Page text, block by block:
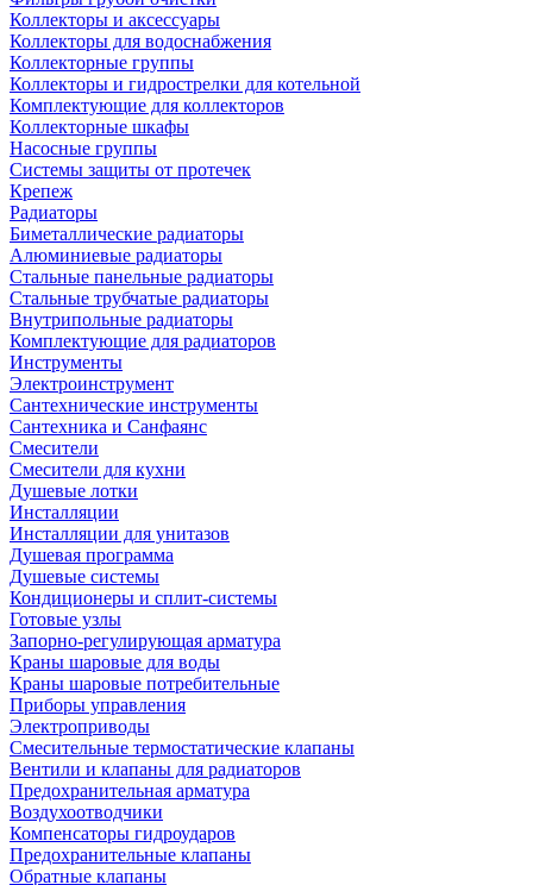
Коллекторы и аксессуары
Коллекторы для водоснабжения
Коллекторные группы
Коллекторы и гидрострелки для котельной
Комплектующие для коллекторов
Коллекторные шкафы
Насосные группы
Системы защиты от протечек
Крепеж
Радиаторы
Биметаллические радиаторы
Алюминиевые радиаторы
Стальные панельные радиаторы
Стальные трубчатые радиаторы
Внутрипольные радиаторы
Комплектующие для радиаторов
Инструменты
Электроинструмент
Сантехнические инструменты
Сантехника и Санфаянс
Смесители
Смесители для кухни
Душевые лотки
Инсталляции
Инсталляции для унитазов
Душевая программа
Душевые системы
Кондиционеры и сплит-системы
Готовые узлы
Запорно-регулирующая арматура
Краны шаровые для воды
Краны шаровые потребительные
Приборы управления
Электроприводы
Смесительные термостатические клапаны
Вентили и клапаны для радиаторов
Предохранительная арматура
Воздухоотводчики
Компенсаторы гидроударов
Предохранительные клапаны
Обратные клапаны